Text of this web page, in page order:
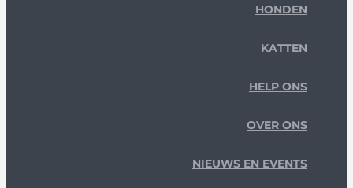
HONDEN
KATTEN
HELP ONS
OVER ONS
NIEUWS EN EVENTS